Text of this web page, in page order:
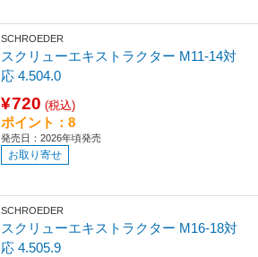
SCHROEDER
スクリューエキストラクター M11-14対
応 4.504.0
¥720 (税込)
ポイント：8
発売日：2026年頃発売
お取り寄せ
SCHROEDER
スクリューエキストラクター M16-18対
応 4.505.9